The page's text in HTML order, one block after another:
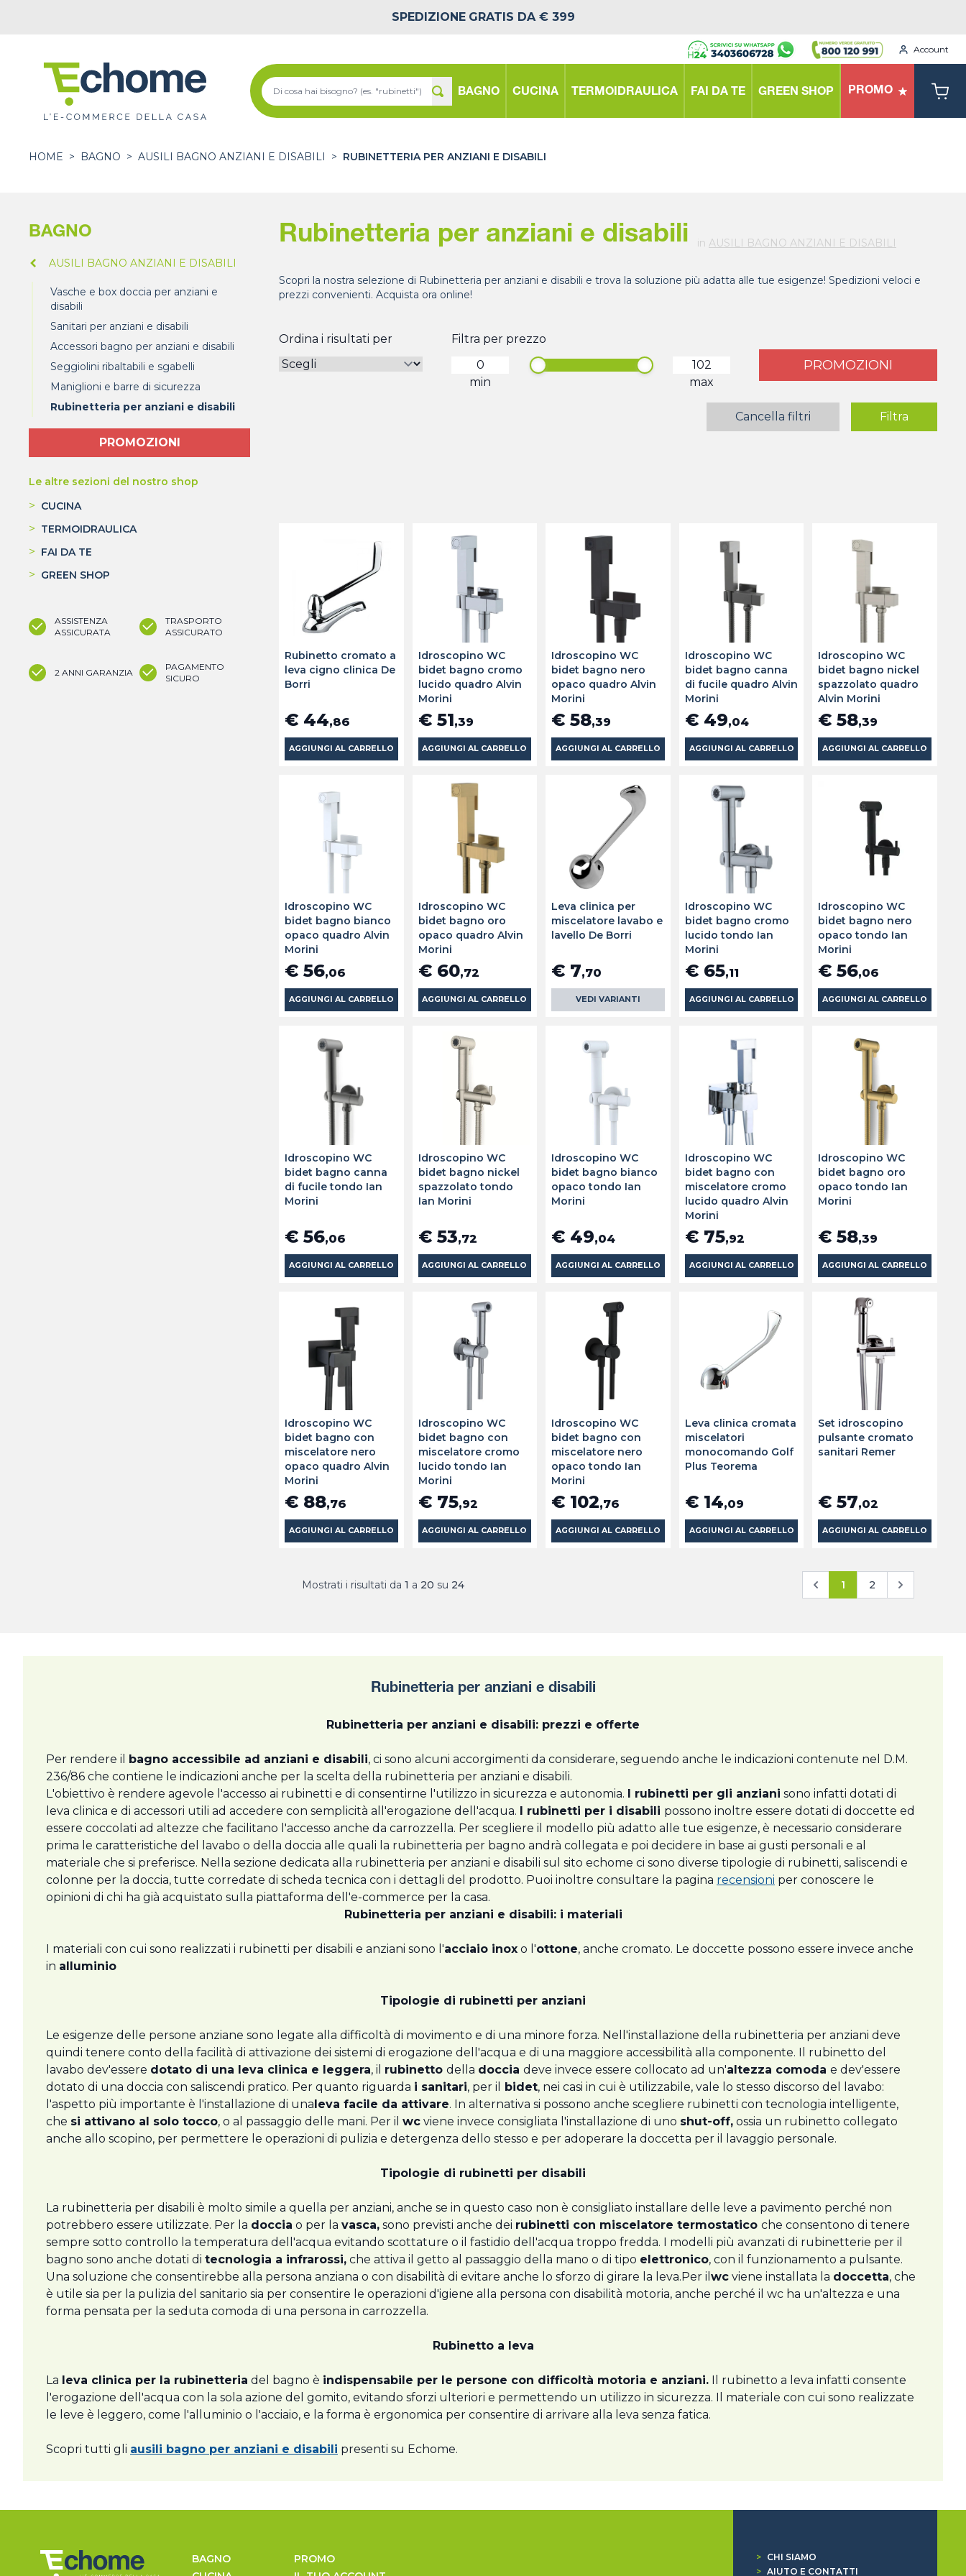
SPEDIZIONE GRATIS DA € 399
Account
BAGNO CUCINA TERMOIDRAULICA FAI DA TE GREEN SHOP PROMO
HOME > BAGNO > AUSILI BAGNO ANZIANI E DISABILI > RUBINETTERIA PER ANZIANI E DISABILI
BAGNO
AUSILI BAGNO ANZIANI E DISABILI
Vasche e box doccia per anziani e
disabili
Sanitari per anziani e disabili
Accessori bagno per anziani e disabili
Seggiolini ribaltabili e sgabelli
Maniglioni e barre di sicurezza
Rubinetteria per anziani e disabili
PROMOZIONI
Le altre sezioni del nostro shop
> CUCINA
> TERMOIDRAULICA
> FAI DA TE
> GREEN SHOP
ASSISTENZA
ASSICURATA
TRASPORTO
ASSICURATO
2 ANNI GARANZIA
PAGAMENTO
SICURO
Rubinetteria per anziani e disabili in AUSILI BAGNO ANZIANI E DISABILI
Scopri la nostra selezione di Rubinetteria per anziani e disabili e trova la soluzione più adatta alle tue esigenze! Spedizioni veloci e
prezzi convenienti. Acquista ora online!
Ordina i risultati per Filtra per prezzo
min max
PROMOZIONI
Cancella filtri Filtra
Rubinetto cromato a
leva cigno clinica De
Borri
€ 44,86
AGGIUNGI AL CARRELLO
Idroscopino WC
bidet bagno cromo
lucido quadro Alvin
Morini
€ 51,39
AGGIUNGI AL CARRELLO
Idroscopino WC
bidet bagno nero
opaco quadro Alvin
Morini
€ 58,39
AGGIUNGI AL CARRELLO
Idroscopino WC
bidet bagno canna
di fucile quadro Alvin
Morini
€ 49,04
AGGIUNGI AL CARRELLO
Idroscopino WC
bidet bagno nickel
spazzolato quadro
Alvin Morini
€ 58,39
AGGIUNGI AL CARRELLO
Idroscopino WC
bidet bagno bianco
opaco quadro Alvin
Morini
€ 56,06
AGGIUNGI AL CARRELLO
Idroscopino WC
bidet bagno oro
opaco quadro Alvin
Morini
€ 60,72
AGGIUNGI AL CARRELLO
Leva clinica per
miscelatore lavabo e
lavello De Borri
€ 7,70
VEDI VARIANTI
Idroscopino WC
bidet bagno cromo
lucido tondo Ian
Morini
€ 65,11
AGGIUNGI AL CARRELLO
Idroscopino WC
bidet bagno nero
opaco tondo Ian
Morini
€ 56,06
AGGIUNGI AL CARRELLO
Idroscopino WC
bidet bagno canna
di fucile tondo Ian
Morini
€ 56,06
AGGIUNGI AL CARRELLO
Idroscopino WC
bidet bagno nickel
spazzolato tondo
Ian Morini
€ 53,72
AGGIUNGI AL CARRELLO
Idroscopino WC
bidet bagno bianco
opaco tondo Ian
Morini
€ 49,04
AGGIUNGI AL CARRELLO
Idroscopino WC
bidet bagno con
miscelatore cromo
lucido quadro Alvin
Morini
€ 75,92
AGGIUNGI AL CARRELLO
Idroscopino WC
bidet bagno oro
opaco tondo Ian
Morini
€ 58,39
AGGIUNGI AL CARRELLO
Idroscopino WC
bidet bagno con
miscelatore nero
opaco quadro Alvin
Morini
€ 88,76
AGGIUNGI AL CARRELLO
Idroscopino WC
bidet bagno con
miscelatore cromo
lucido tondo Ian
Morini
€ 75,92
AGGIUNGI AL CARRELLO
Idroscopino WC
bidet bagno con
miscelatore nero
opaco tondo Ian
Morini
€ 102,76
AGGIUNGI AL CARRELLO
Leva clinica cromata
miscelatori
monocomando Golf
Plus Teorema
€ 14,09
AGGIUNGI AL CARRELLO
Set idroscopino
pulsante cromato
sanitari Remer
€ 57,02
AGGIUNGI AL CARRELLO
Mostrati i risultati da 1 a 20 su 24 1 2
Rubinetteria per anziani e disabili
Rubinetteria per anziani e disabili: prezzi e offerte
Per rendere il bagno accessibile ad anziani e disabili, ci sono alcuni accorgimenti da considerare, seguendo anche le indicazioni contenute nel D.M.
236/86 che contiene le indicazioni anche per la scelta della rubinetteria per anziani e disabili.
L'obiettivo è rendere agevole l'accesso ai rubinetti e di consentirne l'utilizzo in sicurezza e autonomia.
I rubinetti per gli anziani sono infatti dotati di
leva clinica e di accessori utili ad accedere con semplicità all'erogazione dell'acqua.
I rubinetti per i disabili possono inoltre essere dotati di doccette ed
essere coccolati ad altezze che facilitano l'accesso anche da carrozzella. Per scegliere il modello più adatto alle tue esigenze, è necessario considerare
prima le caratteristiche del lavabo o della doccia alle quali la rubinetteria per bagno andrà collegata e poi decidere in base ai gusti personali e al
materiale che si preferisce. Nella sezione dedicata alla rubinetteria per anziani e disabili sul sito echome ci sono diverse tipologie di rubinetti, saliscendi e
colonne per la doccia, tutte corredate di scheda tecnica con i dettagli del prodotto. Puoi inoltre consultare la pagina recensioni per conoscere le
opinioni di chi ha già acquistato sulla piattaforma dell'e-commerce per la casa.
Rubinetteria per anziani e disabili: i materiali
I materiali con cui sono realizzati i rubinetti per disabili e anziani sono l'acciaio inox o l'ottone, anche cromato. Le doccette possono essere invece anche
in alluminio
Tipologie di rubinetti per anziani
Le esigenze delle persone anziane sono legate alla difficoltà di movimento e di una minore forza. Nell'installazione della rubinetteria per anziani deve
quindi tenere conto della facilità di attivazione dei sistemi di erogazione dell'acqua e di una maggiore accessibilità alla componente. Il rubinetto del
lavabo dev'essere dotato di una leva clinica e leggera, il rubinetto della doccia deve invece essere collocato ad un'altezza comoda e dev'essere
dotato di una doccia con saliscendi pratico. Per quanto riguarda i sanitari, per il bidet, nei casi in cui è utilizzabile, vale lo stesso discorso del lavabo:
l'aspetto più importante è l'installazione di una leva facile da attivare. In alternativa si possono anche scegliere rubinetti con tecnologia intelligente,
che si attivano al solo tocco, o al passaggio delle mani. Per il wc viene invece consigliata l'installazione di uno shut-off, ossia un rubinetto collegato
anche allo scopino, per permettere le operazioni di pulizia e detergenza dello stesso e per adoperare la doccetta per il lavaggio personale.
Tipologie di rubinetti per disabili
La rubinetteria per disabili è molto simile a quella per anziani, anche se in questo caso non è consigliato installare delle leve a pavimento perché non
potrebbero essere utilizzate. Per la doccia o per la vasca, sono previsti anche dei rubinetti con miscelatore termostatico che consentono di tenere
sempre sotto controllo la temperatura dell'acqua evitando scottature o il fastidio dell'acqua troppo fredda. I modelli più avanzati di rubinetterie per il
bagno sono anche dotati di tecnologia a infrarossi, che attiva il getto al passaggio della mano o di tipo elettronico, con il funzionamento a pulsante.
Una soluzione che consentirebbe alla persona anziana o con disabilità di evitare anche lo sforzo di girare la leva.Per il wc viene installata la doccetta, che
è utile sia per la pulizia del sanitario sia per consentire le operazioni d'igiene alla persona con disabilità motoria, anche perché il wc ha un'altezza e una
forma pensata per la seduta comoda di una persona in carrozzella.
Rubinetto a leva
La leva clinica per la rubinetteria del bagno è indispensabile per le persone con difficoltà motoria e anziani. Il rubinetto a leva infatti consente
l'erogazione dell'acqua con la sola azione del gomito, evitando sforzi ulteriori e permettendo un utilizzo in sicurezza. Il materiale con cui sono realizzate
le leve è leggero, come l'alluminio o l'acciaio, e la forma è ergonomica per consentire di arrivare alla leva senza fatica.
Scopri tutti gli ausili bagno per anziani e disabili presenti su Echome.
BAGNO
PROMO
>
CHI SIAMO
> AIUTO E CONTATTI